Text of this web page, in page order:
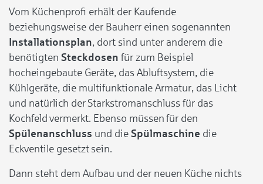
Vom Küchenprofi erhält der Kaufende
beziehungsweise der Bauherr einen sogenannten
Installationsplan, dort sind unter anderem die
benötigten Steckdosen für zum Beispiel
hocheingebaute Geräte, das Abluftsystem, die
Kühlgeräte, die multifunktionale Armatur, das Licht
und natürlich der Starkstromanschluss für das
Kochfeld vermerkt. Ebenso müssen für den
Spülenanschluss und die Spülmaschine die
Eckventile gesetzt sein.
Dann steht dem Aufbau und der neuen Küche nichts